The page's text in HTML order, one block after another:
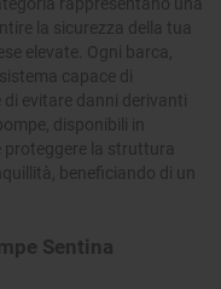
la sicurezza della tua
elevate. Ogni barca,
capace di
evitare danni derivanti
disponibili in
proteggere la struttura
beneficiando di un
Sentina